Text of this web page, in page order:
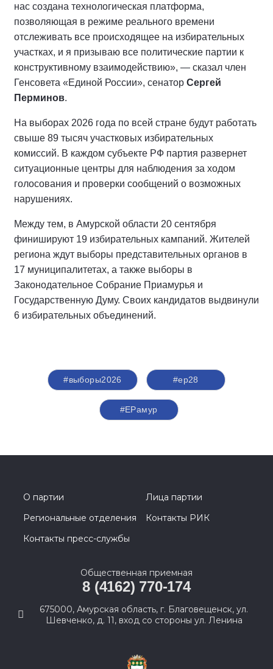
нас создана технологическая платформа,
позволяющая в режиме реального времени
отслеживать все происходящее на избирательных
участках, и я призываю все политические партии к
конструктивному взаимодействию», — сказал член
Генсовета «Единой России», сенатор Сергей
Перминов.
На выборах 2026 года по всей стране будут работать
свыше 89 тысяч участковых избирательных
комиссий. В каждом субъекте РФ партия развернет
ситуационные центры для наблюдения за ходом
голосования и проверки сообщений о возможных
нарушениях.
Между тем, в Амурской области 20 сентября
финишируют 19 избирательных кампаний. Жителей
региона ждут выборы представительных органов в
17 муниципалитетах, а также выборы в
Законодательное Собрание Приамурья и
Государственную Думу. Своих кандидатов выдвинули
6 избирательных объединений.
#выборы2026 #ер28
#ЕРамур
О партии
Лица партии
Региональные отделения
Контакты РИК
Контакты пресс-службы
Общественная приемная
8 (4162) 770-174
675000, Амурская область, г. Благовещенск, ул.
Шевченко, д. 11, вход со стороны ул. Ленина